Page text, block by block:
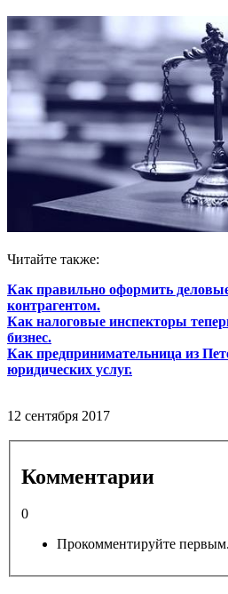
Читайте также:
Как правильно оформить
контрагентом.
Как налоговые инспекторы
бизнес.
Как предпринимательница из
юридических услуг.
12 сентября 2017
Комментарии
0
Прокомментируйте первым.